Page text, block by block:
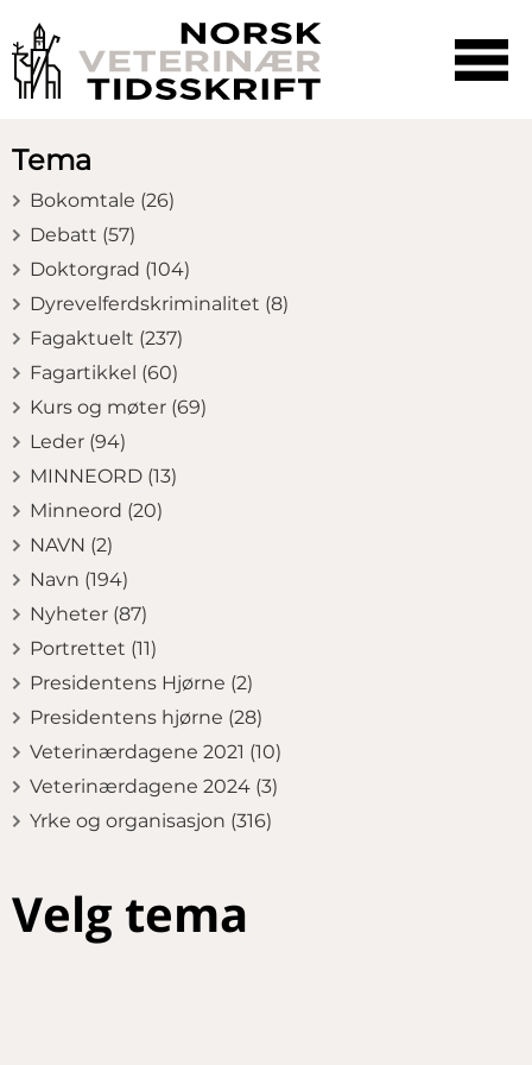
☰
Tema
Bokomtale (26)
Debatt (57)
Doktorgrad (104)
Dyrevelferdskriminalitet (8)
Fagaktuelt (237)
Fagartikkel (60)
Kurs og møter (69)
Leder (94)
MINNEORD (13)
Minneord (20)
NAVN (2)
Navn (194)
Nyheter (87)
Portrettet (11)
Presidentens Hjørne (2)
Presidentens hjørne (28)
Veterinærdagene 2021 (10)
Veterinærdagene 2024 (3)
Yrke og organisasjon (316)
Velg tema